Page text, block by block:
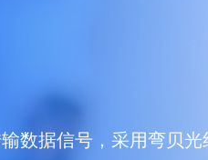
数据信号，采用弯贝光